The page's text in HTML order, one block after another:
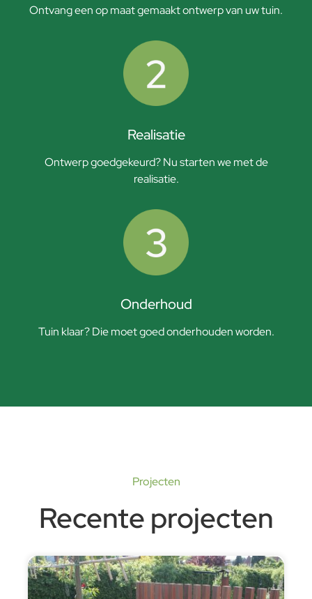
Ontvang een op maat gemaakt ontwerp van uw tuin.
Realisatie
Ontwerp goedgekeurd? Nu starten we met de
realisatie.
Onderhoud
Tuin klaar? Die moet goed onderhouden worden.
Projecten
Recente projecten